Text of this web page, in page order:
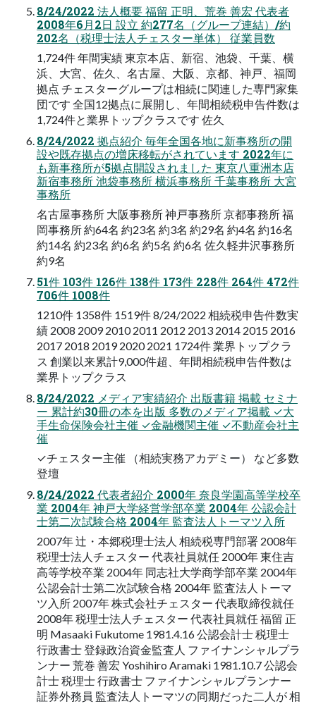
8/24/2022 法人概要 福留 正明、荒巻 善宏 代表者
2008年6月2日 設立 約277名（グループ連結）/約
202名（税理士法人チェスター単体） 従業員数
1,724件 年間実績 東京本店、新宿、池袋、千葉、横
浜、大宮、佐久、名古屋、大阪、京都、神戸、福岡
拠点 チェスターグループは相続に関連した専門家集
団です 全国12拠点に展開し、年間相続税申告件数は
1,724件と業界トップクラスです 佐久
8/24/2022 拠点紹介 毎年全国各地に新事務所の開
設や既存拠点の増床移転がされています 2022年に
も新事務所が5拠点開設されました 東京八重洲本店
新宿事務所 池袋事務所 横浜事務所 千葉事務所 大宮
事務所
名古屋事務所 大阪事務所 神戸事務所 京都事務所 福
岡事務所 約64名 約23名 約3名 約29名 約4名 約16名
約14名 約23名 約6名 約5名 約6名 佐久軽井沢事務所
約9名
51件 103件 126件 138件 173件 228件 264件 472件
706件 1008件
1210件 1358件 1519件 8/24/2022 相続税申告件数実
績 2008 2009 2010 2011 2012 2013 2014 2015 2016
2017 2018 2019 2020 2021 1724件 業界トップクラ
ス 創業以来累計9,000件超、年間相続税申告件数は
業界トップクラス
8/24/2022 メディア実績紹介 出版書籍 掲載 セミナ
ー 累計約30冊の本を出版 多数のメディア掲載 ✓大
手生命保険会社主催 ✓金融機関主催 ✓不動産会社主
催
✓チェスター主催 （相続実務アカデミー） など多数
登壇
8/24/2022 代表者紹介 2000年 奈良学園高等学校卒
業 2004年 神戸大学経営学部卒業 2004年 公認会計
士第二次試験合格 2004年 監査法人トーマツ入所
2007年 辻・本郷税理士法人 相続税専門部署 2008年
税理士法人チェスター 代表社員就任 2000年 東住吉
高等学校卒業 2004年 同志社大学商学部卒業 2004年
公認会計士第二次試験合格 2004年 監査法人トーマ
ツ入所 2007年 株式会社チェスター 代表取締役就任
2008年 税理士法人チェスター 代表社員就任 福留 正
明 Masaaki Fukutome 1981.4.16 公認会計士 税理士
行政書士 登録政治資金監査人 ファイナンシャルプラ
ンナー 荒巻 善宏 Yoshihiro Aramaki 1981.10.7 公認会
計士 税理士 行政書士 ファイナンシャルプランナー
証券外務員 監査法人トーマツの同期だった二人が 相